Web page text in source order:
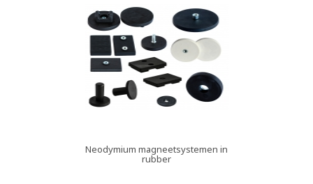
Neodymium magneetsystemen in
rubber